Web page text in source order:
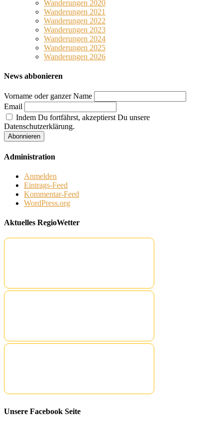
Wanderungen 2020
Wanderungen 2021
Wanderungen 2022
Wanderungen 2023
Wanderungen 2024
Wanderungen 2025
Wanderungen 2026
News abbonieren
Vorname oder ganzer Name
Email
Indem Du fortfährst, akzeptierst Du unsere
Datenschutzerklärung.
Administration
Anmelden
Eintrags-Feed
Kommentar-Feed
WordPress.org
Aktuelles RegioWetter
Unsere Facebook Seite